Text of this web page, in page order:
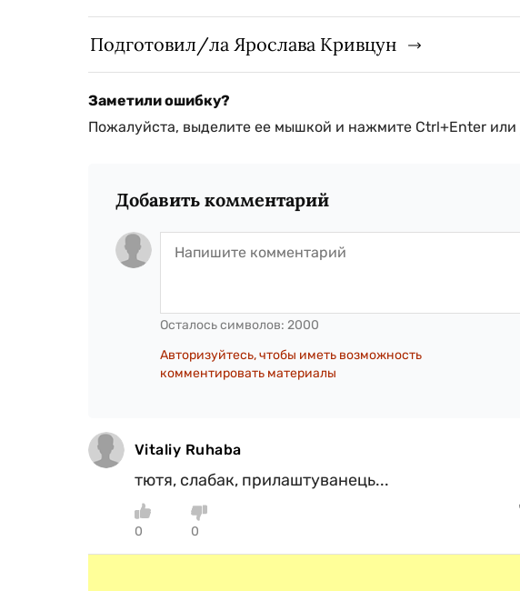
Подготовил/ла Ярослава Кривцун
Заметили ошибку?
Пожалуйста, выделите ее мышкой и нажмите Ctrl+Enter или
Добавить комментарий
Осталось символов: 2000
Авторизуйтесь, чтобы иметь возможность
комментировать материалы
Vitaliy Ruhaba
тютя, слабак, прилаштуванець...
0 0